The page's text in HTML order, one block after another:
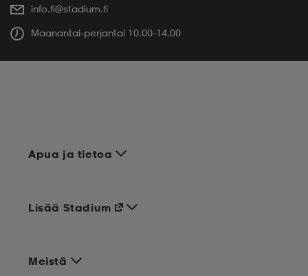
info.fi@stadium.fi
Maanantai-perjantai 10.00-14.00
Apua ja tietoa
Meistä
Lisää Stadium